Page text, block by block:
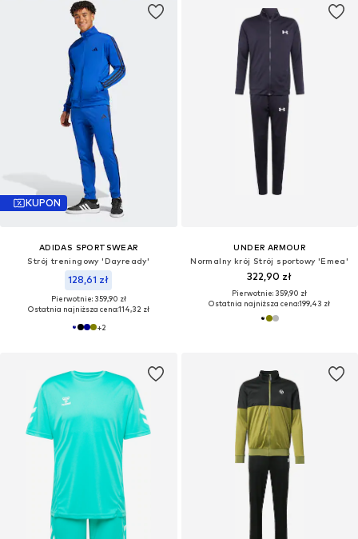
KUPON
ADIDAS SPORTSWEAR
Strój treningowy 'Dayready'
128,61 zł
Pierwotnie: 359,90 zł
Ostatnia najniższa cena:114,32 zł
+2
UNDER ARMOUR
Normalny krój Strój sportowy 'Emea'
322,90 zł
Pierwotnie: 359,90 zł
Ostatnia najniższa cena:199,43 zł